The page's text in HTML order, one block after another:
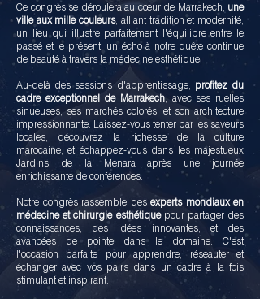
Ce congrès se déroulera au cœur de Marrakech, une
ville aux mille couleurs, alliant tradition et modernité,
un lieu qui illustre parfaitement l'équilibre entre le
passé et le présent, un écho à notre quête continue
de beauté à travers la médecine esthétique.
Au-delà des sessions d'apprentissage, profitez du
cadre exceptionnel de Marrakech, avec ses ruelles
sinueuses, ses marchés colorés, et son architecture
impressionnante. Laissez-vous tenter par les saveurs
locales, découvrez la richesse de la culture
marocaine, et échappez-vous dans les majestueux
Jardins de la Menara après une journée
enrichissante de conférences.
Notre congrès rassemble des experts mondiaux en
médecine et chirurgie esthétiquepour partager des
connaissances, des idées innovantes, et des
avancées de pointe dans le domaine. C'est
l'occasion parfaite pour apprendre, réseauter et
échanger avec vos pairs dans un cadre à la fois
stimulant et inspirant.